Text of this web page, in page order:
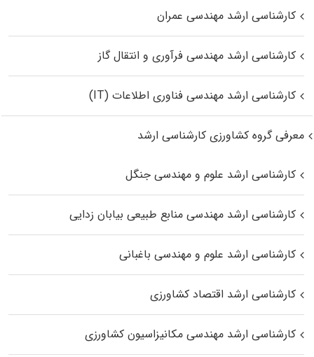
کارشناسی ارشد مهندسی عمران
کارشناسی ارشد مهندسی فرآوری و انتقال گاز
کارشناسی ارشد مهندسی فناوری اطلاعات (IT)
معرفی گروه کشاورزی کارشناسی ارشد
کارشناسی ارشد علوم و مهندسی جنگل
کارشناسی ارشد مهندسی منابع طبیعی بیابان زدایی
کارشناسی ارشد علوم و مهندسی باغبانی
کارشناسی ارشد اقتصاد کشاورزی
کارشناسی ارشد مهندسی مکانیزاسیون کشاورزی